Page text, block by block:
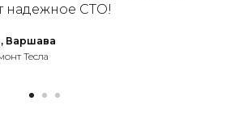
надежное СТО!
Варшава
Тесла